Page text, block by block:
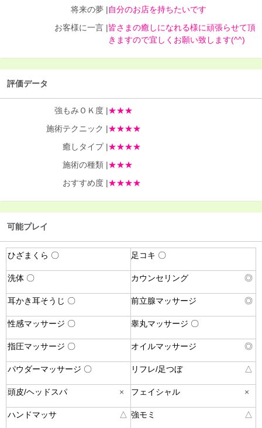
将来の夢 |自分のお店を持ちたいです
お客様に一言 |皆さまの癒しになれる様に頑張らせて頂
きますので宜しくお願い致します(^^)
評価データ
強もみＯＫ度 |★★★
施術テクニック |★★★★
癒しタイプ |★★★★
施術の種類 |★★★
おすすめ度 |★★★★
可能プレイ
ひざまくら 〇 足コキ 〇
洗体 〇 カウンセリング ◎
耳かき耳そうじ 〇 前立腺マッサージ ◎
性感マッサージ 〇 睾丸マッサージ 〇
指圧マッサージ 〇 オイルマッサージ ◎
パウダーマッサージ 〇 リフレ/足つぼ △
頭皮/ヘッドスパ × フェイシャル ×
ハンドマッサ △ 強モミ △